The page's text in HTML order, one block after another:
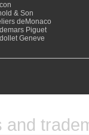
& Son
deMonaco
Piguet
Geneve
and